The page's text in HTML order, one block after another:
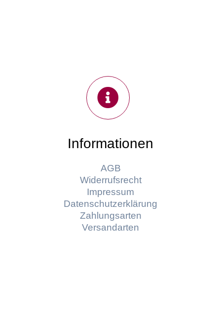
Informationen
AGB
Widerrufsrecht
Impressum
Datenschutzerklärung
Zahlungsarten
Versandarten